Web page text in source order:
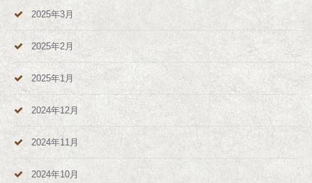
2025年3月
2025年2月
2025年1月
2024年12月
2024年11月
2024年10月